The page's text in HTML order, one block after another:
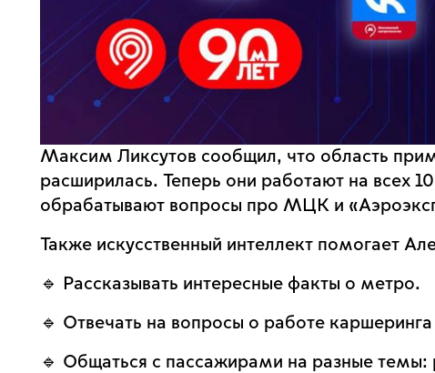
Максим Ликсутов сообщил, что область
расширилась. Теперь они работают на всех
обрабатывают вопросы про МЦК и
Также искусственный интеллект помогает
🔹 Рассказывать интересные факты о метро.
🔹 Отвечать на вопросы о работе каршеринга
🔹 Общаться с пассажирами на разные темы: